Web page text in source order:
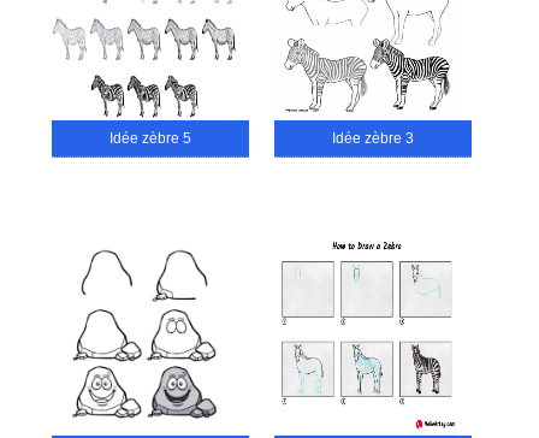
Idée zèbre 5 Idée zèbre 3